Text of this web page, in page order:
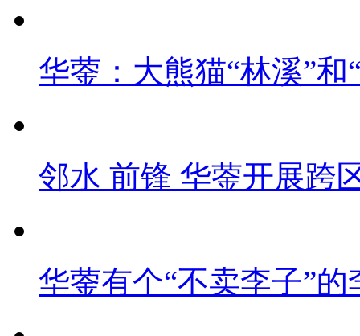
华蓥：大熊猫“林溪”
邻水 前锋 华蓥开展跨
华蓥有个“不卖李子”的